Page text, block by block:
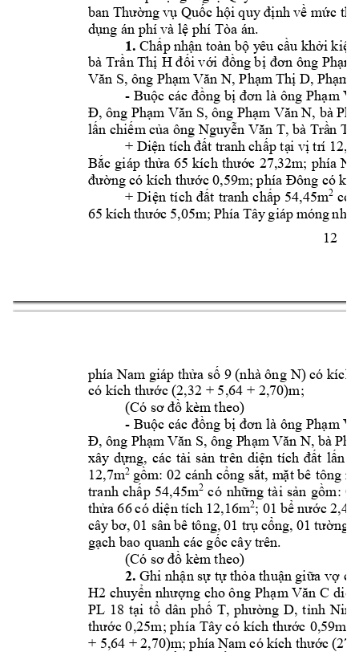
12
ban Thường vụ Quốc hội quy định về mức
dụng án phí và lệ phí Tòa án.
1. Chấp nhận toàn bộ yêu cầu khởi
bà Trần Thị H đối với đồng bị đơn ông
Văn S, ông Phạm Văn N, Phạm Thị D, Phạm
- Buộc các đồng bị đơn là ông Phạm
Đ, ông Phạm Văn S, ông Phạm Văn N, bà
lấn chiếm của ông Nguyễn Văn T, bà Trần
+ Diện tích đất tranh chấp tại vị trí
Bắc giáp thửa 65 kích thước 27,32m; phía
đường có kích thước 0,59m; phía Đông có
+ Diện tích đất tranh chấp 54,45m2 có
65 kích thước 5,05m; Phía Tây giáp móng nhà
phía Nam giáp thửa số 9 (nhà ông N) có kích
có kích thước (2,32 + 5,64 + 2,70)m;
(Có sơ đồ kèm theo)
- Buộc các đồng bị đơn là ông Phạm
Đ, ông Phạm Văn S, ông Phạm Văn N, bà
xây dựng, các tài sản trên diện tích đất lấn
12,7m2 gồm: 02 cánh cổng sắt, mặt bê tông m
tranh chấp 54,45m2 có những tài sản gồm:
thửa 66 có diện tích 12,16m2; 01 bể nước
cây bơ, 01 sân bê tông, 01 trụ cổng, 01 tường
gạch bao quanh các gốc cây trên.
(Có sơ đồ kèm theo)
2. Ghi nhận sự tự thỏa thuận giữa vợ
H2 chuyển nhượng cho ông Phạm Văn C
PL 18 tại tổ dân phố T, phường D, tỉnh
thước 0,25m; phía Tây có kích thước 0,59m
+ 5,64 + 2,70)m; phía Nam có kích thước